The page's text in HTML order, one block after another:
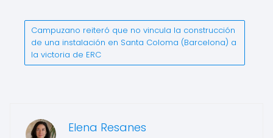
Campuzano reiteró que no vincula la construcción
de una instalación en Santa Coloma (Barcelona) a
la victoria de ERC
Elena Resanes